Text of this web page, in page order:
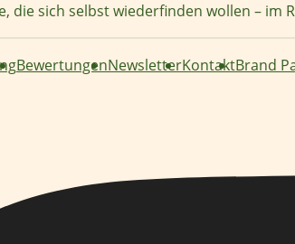
die sich selbst wiederfinden wollen –
BewertungenNewsletterKontaktBrand